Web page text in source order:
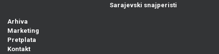
Sarajevski snajperisti
Arhiva
Marketing
Pretplata
Kontakt